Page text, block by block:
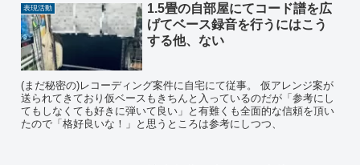
表現活動
1.5畳の自部屋にてコード譜を広
げてベース録音を行うにはこう
する他、ない
(まだ秘密の)レコーディング案件に自宅にて従事。 仮アレンジ案が
送られてきており仮ベースもきちんと入っているのだが「参考にし
てもしなくても好きに弾いて良い」と有難くも全面的な信頼を頂い
たので「格好良いな！」と思うところは参考にしつつ、